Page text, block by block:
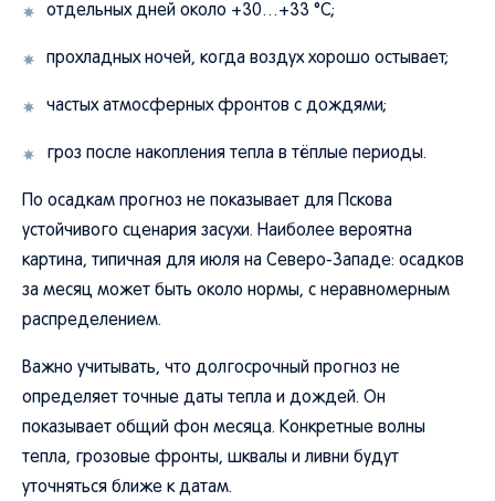
отдельных дней около +30…+33 °C;
прохладных ночей, когда воздух хорошо остывает;
частых атмосферных фронтов с дождями;
гроз после накопления тепла в тёплые периоды.
По осадкам прогноз не показывает для Пскова
устойчивого сценария засухи. Наиболее вероятна
картина, типичная для июля на Северо-Западе: осадков
за месяц может быть около нормы, с неравномерным
распределением.
Важно учитывать, что долгосрочный прогноз не
определяет точные даты тепла и дождей. Он
показывает общий фон месяца. Конкретные волны
тепла, грозовые фронты, шквалы и ливни будут
уточняться ближе к датам.